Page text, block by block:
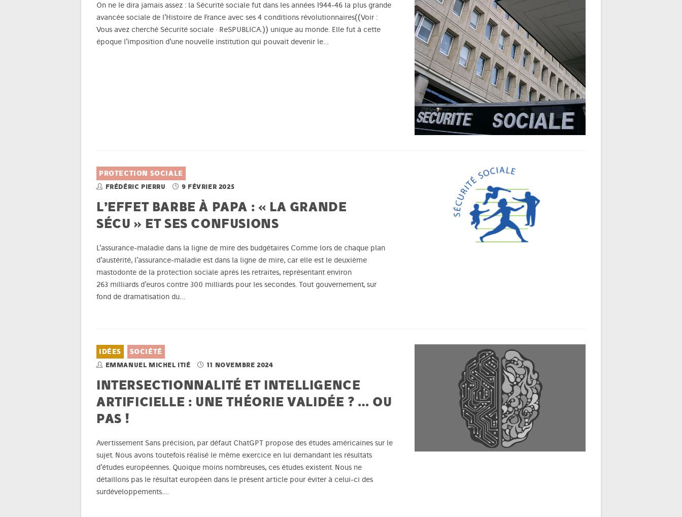
On ne le dira jamais assez : la Sécurité sociale fut dans les années 1944-46 la plus grande
avancée sociale de l’Histoire de France avec ses 4 conditions révolutionnaires((Voir :
Vous avez cherché Sécurité sociale · ReSPUBLICA.)) unique au monde. Elle fut à cette
époque l’imposition d’une nouvelle institution qui pouvait devenir le…
PROTECTION SOCIALE
FRÉDÉRIC PIERRU 9 FÉVRIER 2025
L’EFFET BARBE À PAPA : « LA GRANDE
SÉCU » ET SES CONFUSIONS
L’assurance-maladie dans la ligne de mire des budgétaires Comme lors de chaque plan
d’austérité, l’assurance-maladie est dans la ligne de mire, car elle est le deuxième
mastodonte de la protection sociale après les retraites, représentant environ
263 milliards d’euros contre 300 milliards pour les secondes. Tout gouvernement, sur
fond de dramatisation du…
IDÉES SOCIÉTÉ
EMMANUEL MICHEL ITIÉ 11 NOVEMBRE 2024
INTERSECTIONNALITÉ ET INTELLIGENCE
ARTIFICIELLE : UNE THÉORIE VALIDÉE ? … OU
PAS !
Avertissement Sans précision, par défaut ChatGPT propose des études américaines sur le
sujet. Nous avons toutefois réalisé le même exercice en lui demandant les résultats
d’études européennes. Quoique moins nombreuses, ces études existent. Nous ne
détaillons pas le résultat européen dans le présent article pour éviter à celui-ci des
surdéveloppements.…